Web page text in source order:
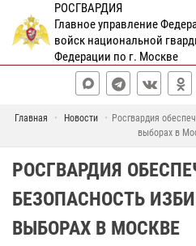
РОСГВАРДИЯ
Главное управление
войск национальной
Федерации по г. Москве
Главная Новости
Росгвардия
выборах в
РОСГВАРДИЯ
БЕЗОПАСНОСТЬ
ВЫБОРАХ В МОСКВЕ